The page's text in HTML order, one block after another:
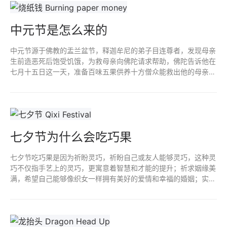
中元节是怎么来的
中元节源于佛教的盂兰盆节，释迦牟尼的弟子目连尊者，发现母亲
生前造恶死后饱受饥饿，为救母亲向佛陀请求帮助，佛陀告诉他在
七月十五日这一天，准备百味五果供养十方僧众能救出他的母亲，
七夕节为什么会吃巧果
七夕节吃巧果是因为祈盼灵巧，祈盼自己或友人能够灵巧，这种灵
巧不仅指手艺上的灵巧，更寓意着智慧和才能的提升；祈求姻缘美
满，希望自己能够像织女一样拥有美好的爱情和幸福的婚姻；实现